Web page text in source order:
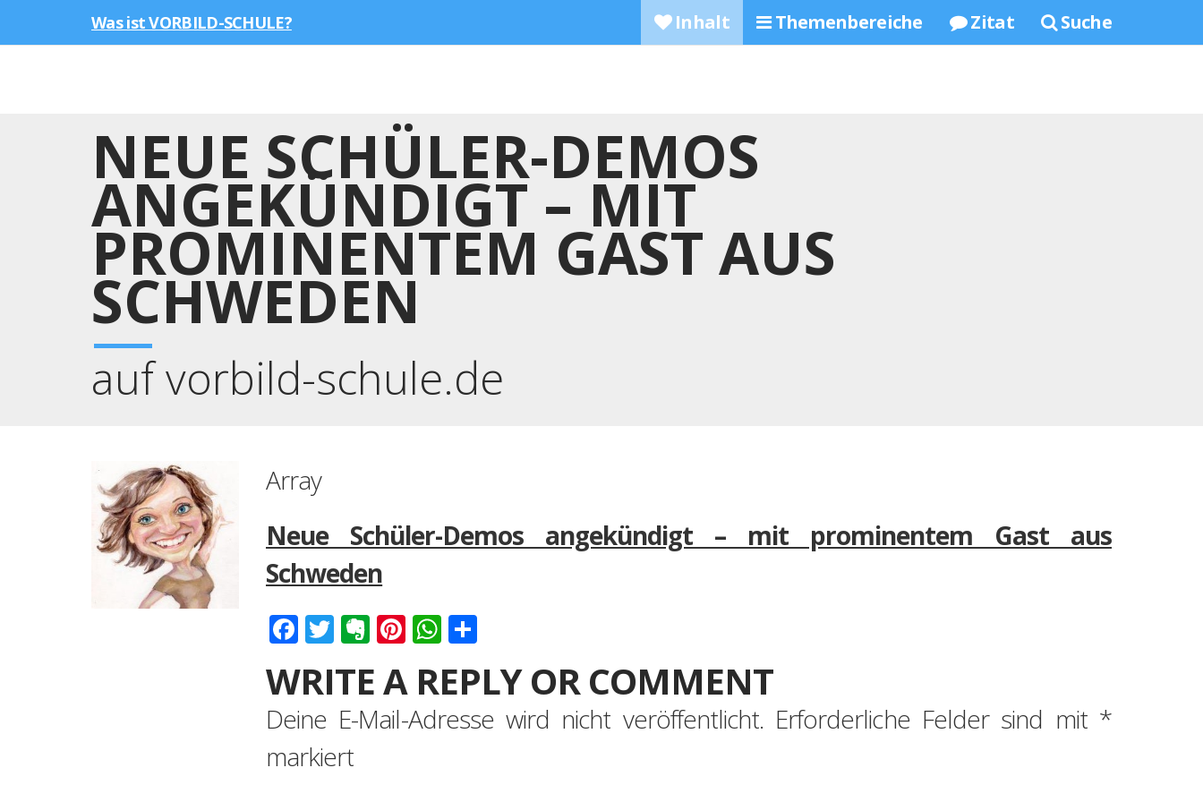
Was ist VORBILD-SCHULE? Inhalt Themenbereiche Zitat Suche
NEUE SCHÜLER-DEMOS
ANGEKÜNDIGT – MIT
PROMINENTEM GAST AUS
SCHWEDEN
auf vorbild-schule.de
Array
Neue Schüler-Demos angekündigt – mit prominentem Gast aus
Schweden
Facebook
Twitter
Evernote
Pinterest
WhatsApp
WRITE A REPLY OR COMMENT
Deine E-Mail-Adresse wird nicht veröffentlicht. Erforderliche Felder sind mit *
markiert